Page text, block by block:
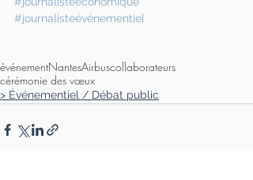
#journalisteévénementiel
événementNantesAirbuscollaborateurs
cérémonie des vœux
> Événementiel / Débat public